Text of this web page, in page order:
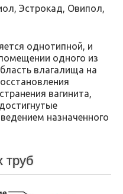
Эстрокад, Овипол,
однотипной, и
одного из
влагалища на
вагинита,
назначенного
труб